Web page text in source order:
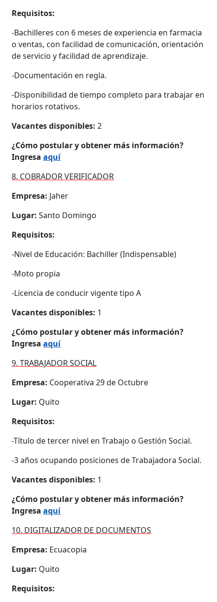
Requisitos:
-Bachilleres con 6 meses de experiencia en farmacia
o ventas, con facilidad de comunicación, orientación
de servicio y facilidad de aprendizaje.​
-Documentación en regla. ​
-Disponibilidad de tiempo completo para trabajar en
horarios rotativos.
Vacantes disponibles:2
¿Cómo postular y obtener más información?
Ingresaaquí
8. COBRADOR VERIFICADOR
Empresa: Jaher
Lugar:Santo Domingo
Requisitos:
-Nivel de Educación: Bachiller (Indispensable)
-Moto propia
-Licencia de conducir vigente tipo A
Vacantes disponibles: 1
¿Cómo postular y obtener más información?
Ingresaaquí
9. TRABAJADOR SOCIAL
Empresa: Cooperativa 29 de Octubre
Lugar: Quito
Requisitos:
-Título de tercer nivel en Trabajo o Gestión Social.
-3 años ocupando posiciones de Trabajadora Social.
Vacantes disponibles: 1
¿Cómo postular y obtener más información?
Ingresaaquí
10. DIGITALIZADOR DE DOCUMENTOS
Empresa: Ecuacopia
Lugar: Quito
Requisitos: